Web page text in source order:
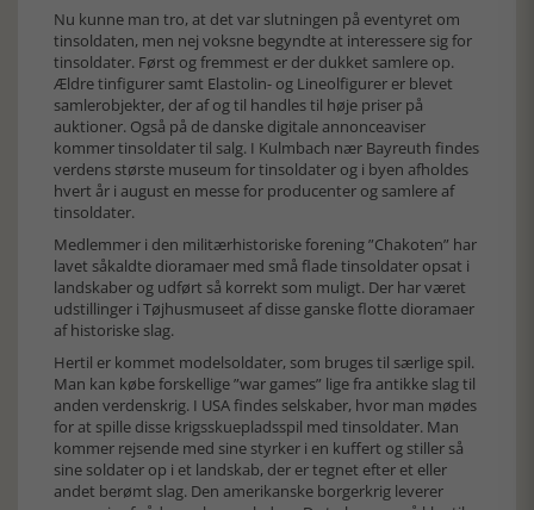
Nu kunne man tro, at det var slutningen på eventyret om
tinsoldaten, men nej voksne begyndte at interessere sig for
tinsoldater. Først og fremmest er der dukket samlere op.
Ældre tinfigurer samt Elastolin- og Lineolfigurer er blevet
samlerobjekter, der af og til handles til høje priser på
auktioner. Også på de danske digitale annonceaviser
kommer tinsoldater til salg. I Kulmbach nær Bayreuth findes
verdens største museum for tinsoldater og i byen afholdes
hvert år i august en messe for producenter og samlere af
tinsoldater.
Medlemmer i den militærhistoriske forening ”Chakoten” har
lavet såkaldte dioramaer med små flade tinsoldater opsat i
landskaber og udført så korrekt som muligt. Der har været
udstillinger i Tøjhusmuseet af disse ganske flotte dioramaer
af historiske slag.
Hertil er kommet modelsoldater, som bruges til særlige spil.
Man kan købe forskellige ”war games” lige fra antikke slag til
anden verdenskrig. I USA findes selskaber, hvor man mødes
for at spille disse krigsskuepladsspil med tinsoldater. Man
kommer rejsende med sine styrker i en kuffert og stiller så
sine soldater op i et landskab, der er tegnet efter et eller
andet berømt slag. Den amerikanske borgerkrig leverer